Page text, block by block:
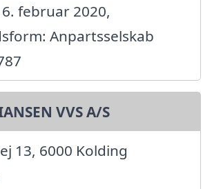
februar 2020,
Anpartsselskab
VVS A/S
13, 6000 Kolding